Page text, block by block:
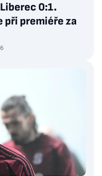
0:1.
při premiéře za